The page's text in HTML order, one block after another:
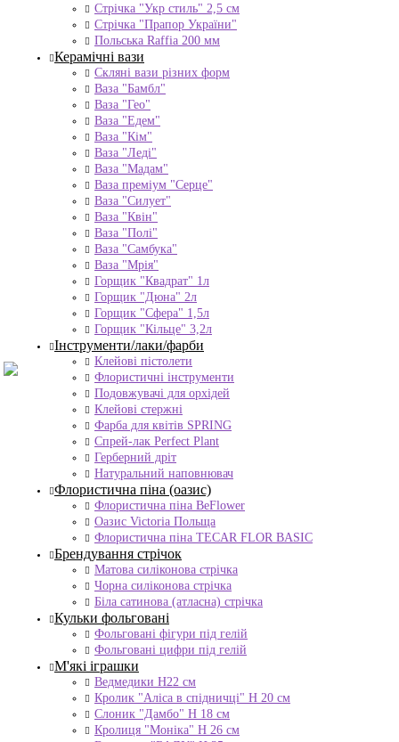
Стрічка "Укр стиль" 2,5 см
Стрічка "Прапор України"
Польська Raffia 200 мм
Керамічні вази
Скляні вази різних форм
Ваза "Бамбл"
Ваза "Гео"
Ваза "Едем"
Ваза "Кім"
Ваза "Леді"
Ваза "Мадам"
Ваза преміум "Серце"
Ваза "Силует"
Ваза "Квін"
Ваза "Полі"
Ваза "Самбука"
Ваза "Мрія"
Горщик "Квадрат" 1л
Горщик "Дюна" 2л
Горщик "Сфера" 1,5л
Горщик "Кільце" 3,2л
Інструменти/лаки/фарби
Клейові пістолети
Флористичні інструменти
Подовжувачі для орхідей
Клейові стержні
Фарба для квітів SPRING
Спрей-лак Perfect Plant
Герберний дріт
Натуральний наповнювач
Флористична піна (оазис)
Флористична піна BeFlower
Оазис Victoria Польща
Флористична піна TECAR FLOR BASIC
Брендування стрічок
Матова силіконова стрічка
Чорна силіконова стрічка
Біла сатинова (атласна) стрічка
Кульки фольговані
Фольговані фігури під гелій
Фольговані цифри під гелій
М'які іграшки
Ведмедики H22 см
Кролик "Аліса в спідничці" Н 20 см
Слоник "Дамбо" Н 18 см
Кролиця "Моніка" Н 26 см